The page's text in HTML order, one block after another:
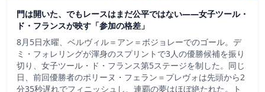
門は開いた、でもレースはまだ公平ではない――女子ツール・
ド・フランスが映す「参加の格差」
8月5日水曜、ベルヴィル＝アン＝ボジョレーでのゴール。デ
ミ・フォレリングが渾身のスプリントで3人の優勝候補を振り
切り、女子ツール・ド・フランス第5ステージを制した。同じ
日、前回優勝者のポリーヌ・フェラン＝プレヴォは先頭から2
分35秒遅れでフィニッシュし、連覇の夢はほぼ絶たれた。ト